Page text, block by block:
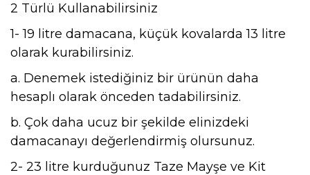
2 Türlü Kullanabilirsiniz
1- 19 litre damacana, küçük kovalarda 13 litre
olarak kurabilirsiniz.
a. Denemek istediğiniz bir ürünün daha
hesaplı olarak önceden tadabilirsiniz.
b. Çok daha ucuz bir şekilde elinizdeki
damacanayı değerlendirmiş olursunuz.
2- 23 litre kurduğunuz Taze Mayşe ve Kit